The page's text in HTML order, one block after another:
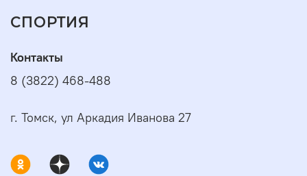
СПОРТИЯ
Контакты
8 (3822) 468-488
г. Томск, ул Аркадия Иванова 27